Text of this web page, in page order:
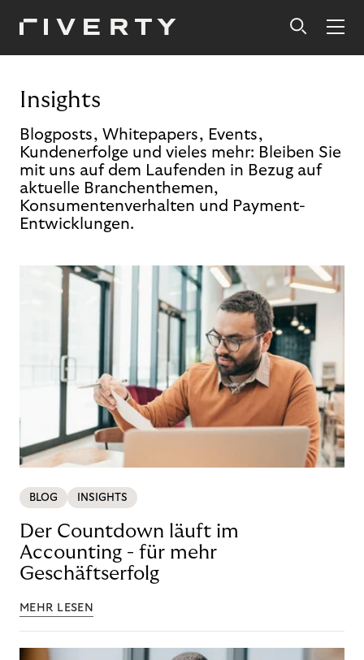
Insights
Blogposts, Whitepapers, Events,
Kundenerfolge und vieles mehr: Bleiben Sie
mit uns auf dem Laufenden in Bezug auf
aktuelle Branchenthemen,
Konsumentenverhalten und Payment-
Entwicklungen.
BLOG INSIGHTS
Der Countdown läuft im
Accounting - für mehr
Geschäftserfolg
MEHR LESEN